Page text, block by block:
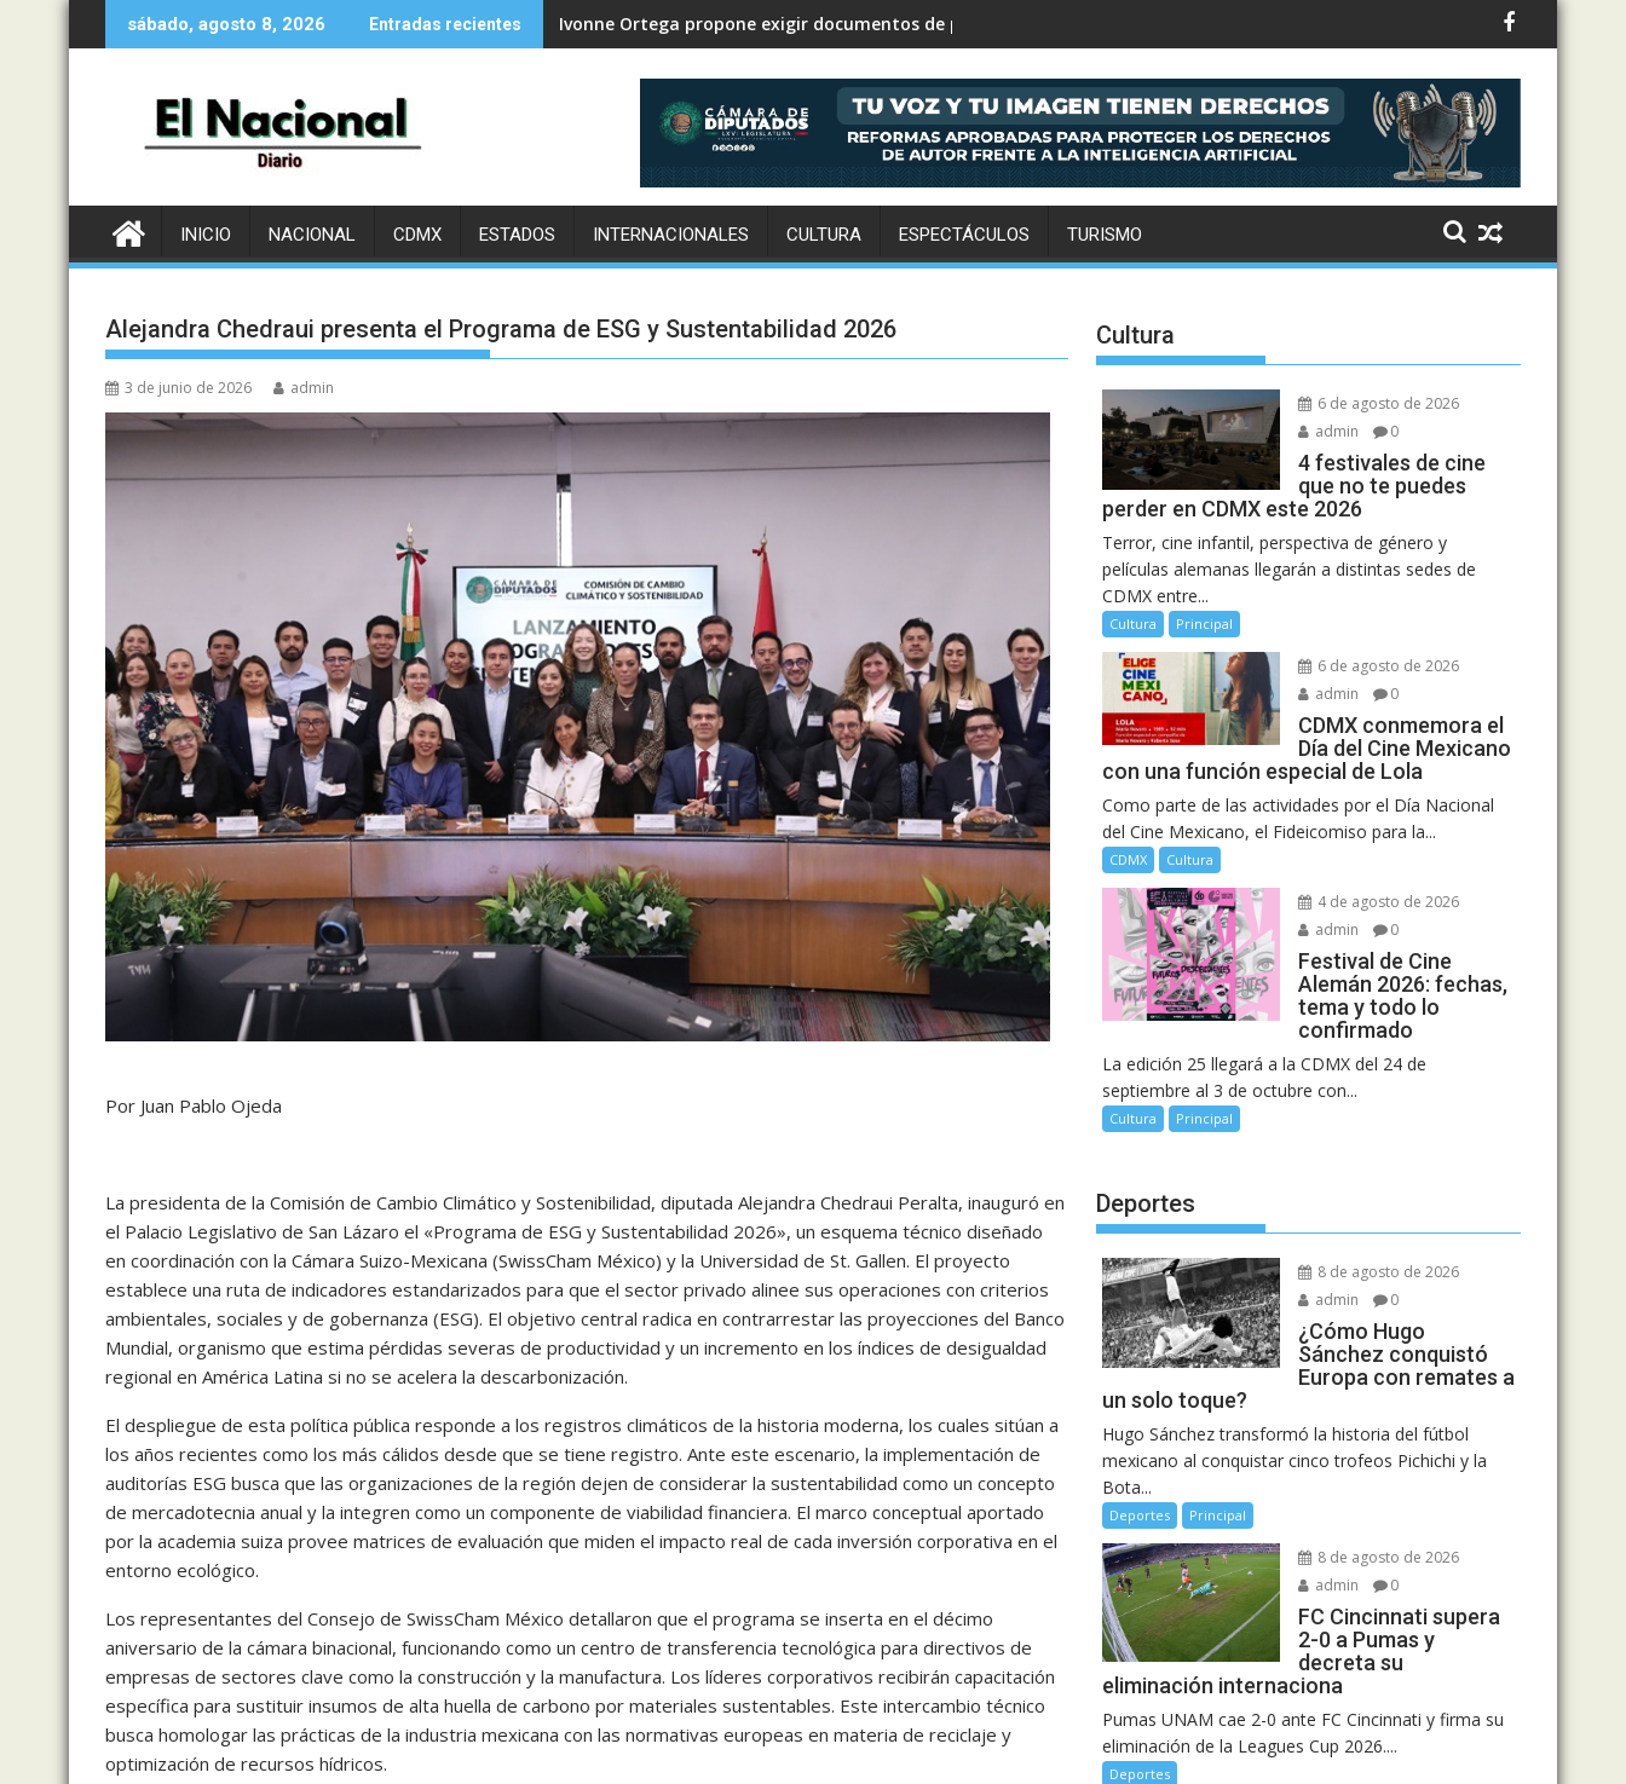
al
sábado, agosto 8, 2026 Entradas recientes Ivonne Ortega propone exigir documentos de propiedad en casas de empeño
INICIO NACIONAL CDMX ESTADOS INTERNACIONALES CULTURA ESPECTÁCULOS TURISMO
Alejandra Chedraui presenta el Programa de ESG y Sustentabilidad 2026
3 de junio de 2026 admin
Por Juan Pablo Ojeda
La presidenta de la Comisión de Cambio Climático y Sostenibilidad, diputada Alejandra Chedraui Peralta, inauguró en
el Palacio Legislativo de San Lázaro el «Programa de ESG y Sustentabilidad 2026», un esquema técnico diseñado
en coordinación con la Cámara Suizo-Mexicana (SwissCham México) y la Universidad de St. Gallen. El proyecto
establece una ruta de indicadores estandarizados para que el sector privado alinee sus operaciones con criterios
ambientales, sociales y de gobernanza (ESG). El objetivo central radica en contrarrestar las proyecciones del Banco
Mundial, organismo que estima pérdidas severas de productividad y un incremento en los índices de desigualdad
regional en América Latina si no se acelera la descarbonización.
El despliegue de esta política pública responde a los registros climáticos de la historia moderna, los cuales sitúan a
los años recientes como los más cálidos desde que se tiene registro. Ante este escenario, la implementación de
auditorías ESG busca que las organizaciones de la región dejen de considerar la sustentabilidad como un concepto
de mercadotecnia anual y la integren como un componente de viabilidad financiera. El marco conceptual aportado
por la academia suiza provee matrices de evaluación que miden el impacto real de cada inversión corporativa en el
entorno ecológico.
Los representantes del Consejo de SwissCham México detallaron que el programa se inserta en el décimo
aniversario de la cámara binacional, funcionando como un centro de transferencia tecnológica para directivos de
empresas de sectores clave como la construcción y la manufactura. Los líderes corporativos recibirán capacitación
específica para sustituir insumos de alta huella de carbono por materiales sustentables. Este intercambio técnico
busca homologar las prácticas de la industria mexicana con las normativas europeas en materia de reciclaje y
optimización de recursos hídricos.
Cultura
6 de agosto de 2026
admin
0
4 festivales de cine
que no te puedes
perder en CDMX este 2026
Terror, cine infantil, perspectiva de género y
películas alemanas llegarán a distintas sedes de
CDMX entre...
Cultura Principal
6 de agosto de 2026
admin
0
CDMX conmemora el
Día del Cine Mexicano
con una función especial de Lola
Como parte de las actividades por el Día Nacional
del Cine Mexicano, el Fideicomiso para la...
CDMX Cultura
4 de agosto de 2026
admin
0
Festival de Cine
Alemán 2026: fechas,
tema y todo lo
confirmado
La edición 25 llegará a la CDMX del 24 de
septiembre al 3 de octubre con...
Cultura Principal
Deportes
8 de agosto de 2026
admin
0
¿Cómo Hugo
Sánchez conquistó
Europa con remates a
un solo toque?
Hugo Sánchez transformó la historia del fútbol
mexicano al conquistar cinco trofeos Pichichi y la
Bota...
Deportes Principal
8 de agosto de 2026
admin
0
FC Cincinnati supera
2-0 a Pumas y
decreta su
eliminación internaciona
Pumas UNAM cae 2-0 ante FC Cincinnati y firma su
eliminación de la Leagues Cup 2026....
Deportes